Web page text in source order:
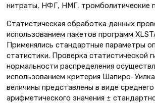
нитраты, НФГ, НМГ, тромболитические
Статистическая обработка данных
использованием пакетов программ
Применялись стандартные параметры
статистики. Проверка статистической
нормальности распределения
использованием критерия
величины представлены в виде среднего
арифметического значения ±